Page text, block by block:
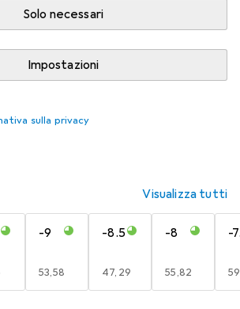
Solo necessari
Impostazioni
sulla privacy
in stock presso il fornitore
Aggiungi al carrello
Visualizza tutti
-9
EUR
53,58
-8.5
EUR
47,29
-8
EUR
55,82
-